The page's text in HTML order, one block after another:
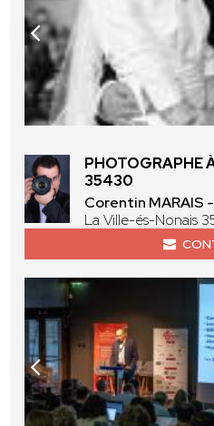
PHOTOGRAPHE
35430
Corentin MARAIS
La Ville-és-Nonais